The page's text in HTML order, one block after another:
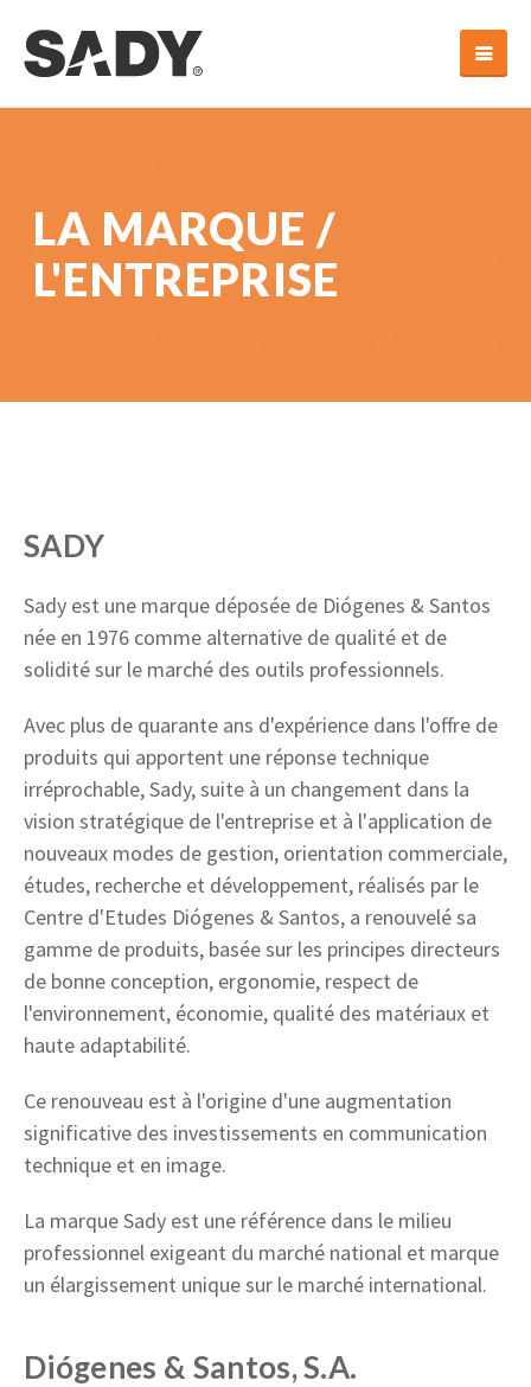
LA MARQUE /
L'ENTREPRISE
SADY
Sady est une marque déposée de Diógenes & Santos
née en 1976 comme alternative de qualité et de
solidité sur le marché des outils professionnels.
Avec plus de quarante ans d'expérience dans l'offre de
produits qui apportent une réponse technique
irréprochable, Sady, suite à un changement dans la
vision stratégique de l'entreprise et à l'application de
nouveaux modes de gestion, orientation commerciale,
études, recherche et développement, réalisés par le
Centre d'Etudes Diógenes & Santos, a renouvelé sa
gamme de produits, basée sur les principes directeurs
de bonne conception, ergonomie, respect de
l'environnement, économie, qualité des matériaux et
haute adaptabilité.
Ce renouveau est à l'origine d'une augmentation
significative des investissements en communication
technique et en image.
La marque Sady est une référence dans le milieu
professionnel exigeant du marché national et marque
un élargissement unique sur le marché international.
Diógenes & Santos, S.A.